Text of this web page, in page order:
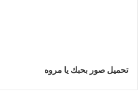
تحميل صور بحبك يا مروه